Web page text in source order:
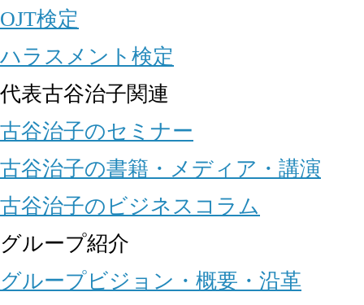
OJT検定
ハラスメント検定
代表古谷治子関連
古谷治子のセミナー
古谷治子の書籍・メディア・講演
古谷治子のビジネスコラム
グループ紹介
グループビジョン・概要・沿革